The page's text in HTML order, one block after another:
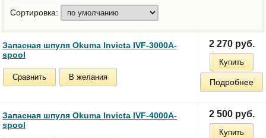
Сортировка:
Запасная шпуля Okuma Invicta IVF-3000A-
spool
Сравнить В желания
2 270 руб.
Купить
Подробнее
Запасная шпуля Okuma Invicta IVF-4000A-
spool
2 500 руб.
Купить